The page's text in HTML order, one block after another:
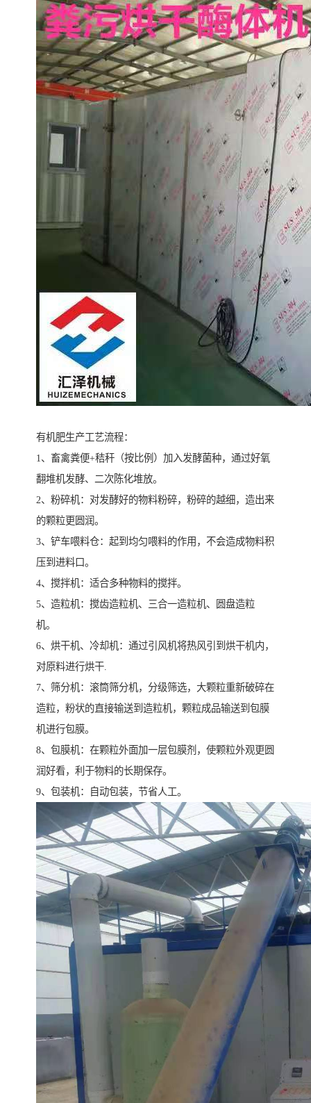
有机肥生产工艺流程：
1、畜禽粪便+秸秆（按比例）加入发酵菌种，通过好氧
翻堆机发酵、二次陈化堆放。
2、粉碎机：对发酵好的物料粉碎，粉碎的越细，造出来
的颗粒更圆润。
3、铲车喂料仓：起到均匀喂料的作用，不会造成物料积
压到进料口。
4、搅拌机：适合多种物料的搅拌。
5、造粒机：搅齿造粒机、三合一造粒机、圆盘造粒
机。
6、烘干机、冷却机：通过引风机将热风引到烘干机内，
对原料进行烘干.
7、筛分机：滚筒筛分机，分级筛选，大颗粒重新破碎在
造粒，粉状的直接输送到造粒机，颗粒成品输送到包膜
机进行包膜。
8、包膜机：在颗粒外面加一层包膜剂，使颗粒外观更圆
润好看，利于物料的长期保存。
9、包装机：自动包装，节省人工。